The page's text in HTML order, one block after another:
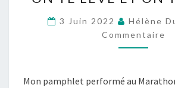
LÈVE
ET
ON
CASSE
3 Juin 2022 Hélène
Commentaire
Mon pamphlet performé au